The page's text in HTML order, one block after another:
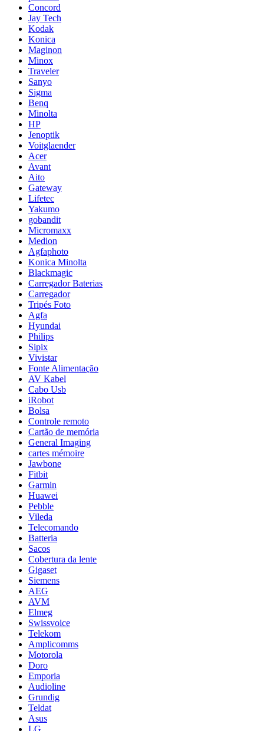
Concord
Jay Tech
Kodak
Konica
Maginon
Minox
Traveler
Sanyo
Sigma
Benq
Minolta
HP
Jenoptik
Voitglaender
Acer
Avant
Aito
Gateway
Lifetec
Yakumo
gobandit
Micromaxx
Medion
Agfaphoto
Konica Minolta
Blackmagic
Carregador Baterias
Carregador
Tripés Foto
Agfa
Hyundai
Philips
Sipix
Vivistar
Fonte Alimentação
AV Kabel
Cabo Usb
iRobot
Bolsa
Controle remoto
Cartão de memória
General Imaging
cartes mémoire
Jawbone
Fitbit
Garmin
Huawei
Pebble
Vileda
Telecomando
Batteria
Sacos
Cobertura da lente
Gigaset
Siemens
AEG
AVM
Elmeg
Swissvoice
Telekom
Amplicomms
Motorola
Doro
Emporia
Audioline
Grundig
Teldat
Asus
LG